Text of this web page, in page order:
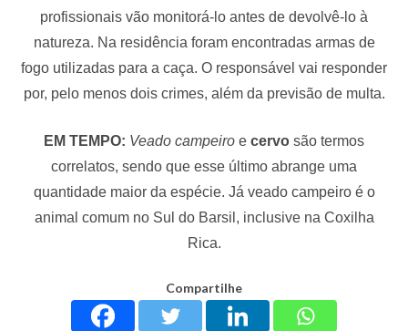
profissionais vão monitorá-lo antes de devolvê-lo à
natureza. Na residência foram encontradas armas de
fogo utilizadas para a caça. O responsável vai responder
por, pelo menos dois crimes, além da previsão de multa.
EM TEMPO: Veado campeiro e cervo são termos
correlatos, sendo que esse último abrange uma
quantidade maior da espécie. Já veado campeiro é o
animal comum no Sul do Barsil, inclusive na Coxilha
Rica.
Compartilhe